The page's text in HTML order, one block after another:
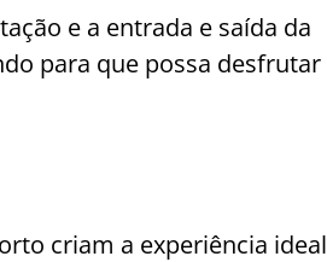
e a entrada e saída da
para que possa desfrutar
criam a experiência ideal